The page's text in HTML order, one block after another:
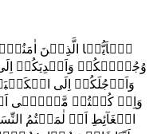
یٰۤاَیُّہَا الَّذِیۡنَ اٰمَنُوۡۤا
وُجُوۡہَکُمۡ وَاَیۡدِیَکُمۡ
وَاَرۡجُلَکُمۡ اِلَی
وَاِنۡ کُنۡتُمۡ مَّرۡضٰۤی اَوۡ
الۡغَآئِطِ اَوۡ لٰمَسۡتُمُ